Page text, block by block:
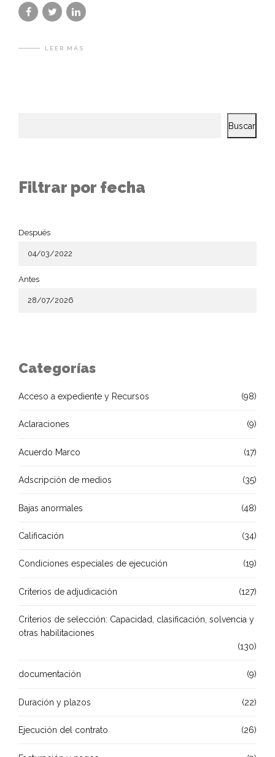
LEER MÁS
Buscar
Filtrar por fecha
Después
Antes
Categorías
Acceso a expediente y Recursos (98)
Aclaraciones (9)
Acuerdo Marco (17)
Adscripción de medios (35)
Bajas anormales (48)
Calificación (34)
Condiciones especiales de ejecución (19)
Criterios de adjudicación (127)
Criterios de selección: Capacidad, clasificación, solvencia y
otras habilitaciones
(130)
documentación (9)
Duración y plazos (22)
Ejecución del contrato (26)